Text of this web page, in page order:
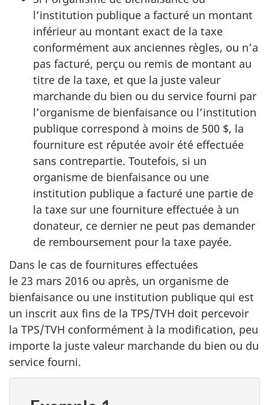
l’institution publique a facturé un montant
inférieur au montant exact de la taxe
conformément aux anciennes règles, ou n’a
pas facturé, perçu ou remis de montant au
titre de la taxe, et que la juste valeur
marchande du bien ou du service fourni par
l’organisme de bienfaisance ou l’institution
publique correspond à moins de 500 $, la
fourniture est réputée avoir été effectuée
sans contrepartie. Toutefois, si un
organisme de bienfaisance ou une
institution publique a facturé une partie de
la taxe sur une fourniture effectuée à un
donateur, ce dernier ne peut pas demander
de remboursement pour la taxe payée.
Dans le cas de fournitures effectuées
le 23 mars 2016 ou après, un organisme de
bienfaisance ou une institution publique qui est
un inscrit aux fins de la TPS/TVH doit percevoir
la TPS/TVH conformément à la modification, peu
importe la juste valeur marchande du bien ou du
service fourni.